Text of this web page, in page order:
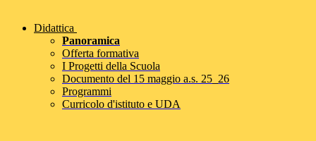
Didattica
Panoramica
Offerta formativa
I Progetti della Scuola
Documento del 15 maggio a.s. 25_26
Programmi
Curricolo d'istituto e UDA